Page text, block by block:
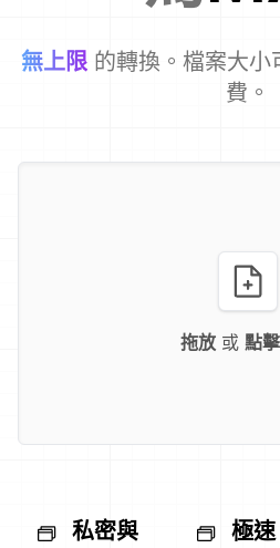
無上限 的轉換。檔案大小
費。
拖放 或 點擊
私密與
極速